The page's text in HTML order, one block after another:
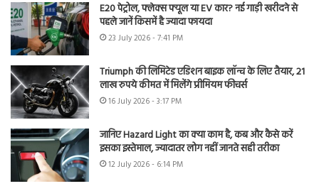
E20 पेट्रोल, फ्लेक्स फ्यूल या EV कार? नई गाड़ी खरीदने से
पहले जानें किसमें है ज्यादा फायदा
23 July 2026 - 7:41 PM
Triumph की लिमिटेड एडिशन बाइक लॉन्च के लिए तैयार, 21
लाख रुपये कीमत में मिलेंगे प्रीमियम फीचर्स
16 July 2026 - 3:17 PM
जानिए Hazard Light का क्या काम है, कब और कैसे करें
इसका इस्तेमाल, ज्यादातर लोग नहीं जानते सही तरीका
12 July 2026 - 6:14 PM